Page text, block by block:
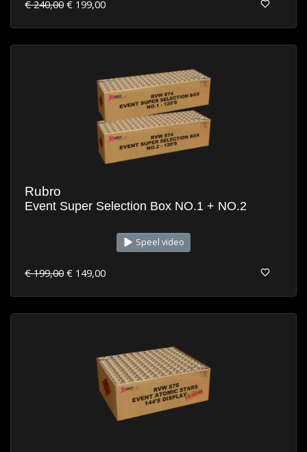
€ 240,00 € 199,00
Rubro
Event Super Selection Box NO.1 + NO.2
Speel video
€ 199,00 € 149,00